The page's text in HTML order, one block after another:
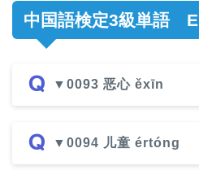
中国語検定3級単語 E
▼0093 恶心 ěxīn
▼0094 儿童 értóng